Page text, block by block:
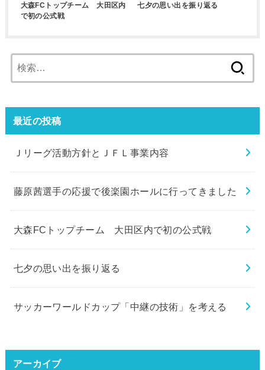
大森FCトップチーム 大田区内
で初の公式戦
七夕の思い出を振り返る
索:
最近の投稿
Ｊリーグ活動方針とＪＦＬ事業内容
藤原茜選手の応援で後楽園ホールに行ってきました
大森FCトップチーム 大田区内で初の公式戦
七夕の思い出を振り返る
サッカーワールドカップ「中継の技術」を考える
アーカイブ